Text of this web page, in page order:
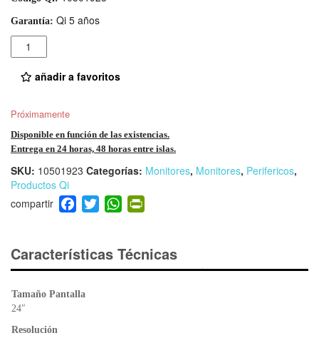
Garantía: Qi 5 años
Cantidad
añadir a favoritos
Próximamente
Disponible en función de las existencias.
Entrega en 24 horas, 48 horas entre islas.
SKU: 10501923 Categorías: Monitores, Monitores, Perifericos,
Productos Qi
F
a
e
b
o
o
T
wi
er
W
h
s
A
ri
e
Características Técnicas
Tamaño Pantalla
24″
Resolución